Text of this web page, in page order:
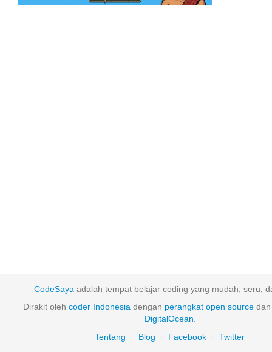
CodeSaya adalah tempat belajar coding yang mudah, seru,
Dirakit oleh coder Indonesia dengan perangkat open source
DigitalOcean
Tentang
· Blog · Facebook · Twitter